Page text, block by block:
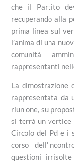
che il Partito
recuperando alla
prima linea sul
l’anima di una
comunità
rappresentanti
La dimostrazione
rappresentata da
riunione, su
si terrà un vertice
Circolo del Pd e i
corso
questioni